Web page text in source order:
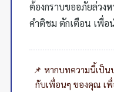
ต้องกราบขออภัยล่วง
คำติชม ตักเตือน เพื่อ
📌 หากบทความนี้เป็น
กับเพื่อนๆ ของคุณ เพื่